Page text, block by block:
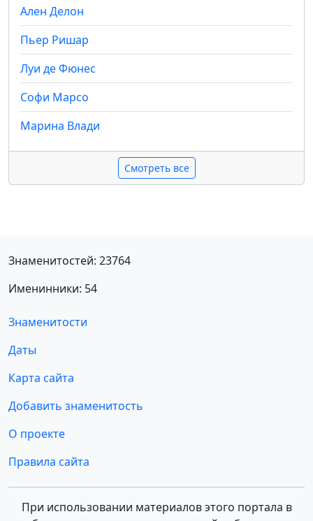
Ален Делон
Пьер Ришар
Луи де Фюнес
Софи Марсо
Марина Влади
Смотреть все
Знаменитостей: 23764
Именинники: 54
Знаменитости
Даты
Карта сайта
Добавить знаменитость
О проекте
Правила сайта
При использовании материалов этого портала в